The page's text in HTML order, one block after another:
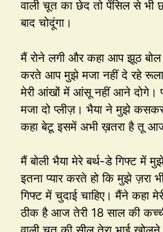
वाली चूत का छेद तो पेंसिल से भी
बाद चोदूंगा।
मैं रोने लगी और कहा आप झूठ बोल
करते आप मुझे मजा नहीं दे रहे
मेरी आंखों में आंसू नहीं आने दोगे।
मजा दो प्लीज़। भैया ने मुझे
कहा बेटू इसमें अभी ख़तरा है तू
मैं बोली भैया मेरे बर्थ-डे गिफ्ट में
इतना प्यार करते हो कि मुझे ज़रा
गिफ्ट में चुदाई चाहिए। मैंने कहा
ठीक है आज तेरी 18 साल की कच्ची